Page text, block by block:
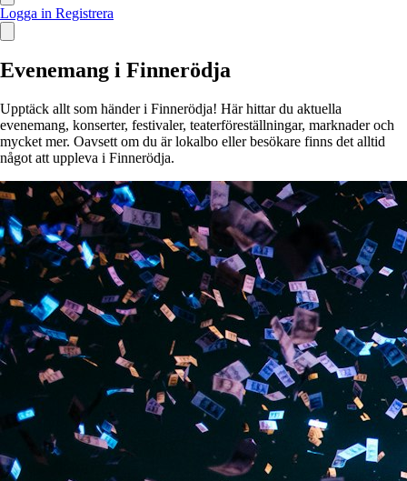
Logga in Registrera
Evenemang i Finnerödja
Upptäck allt som händer i Finnerödja! Här hittar du aktuella
evenemang, konserter, festivaler, teaterföreställningar, marknader och
mycket mer. Oavsett om du är lokalbo eller besökare finns det alltid
något att uppleva i Finnerödja.